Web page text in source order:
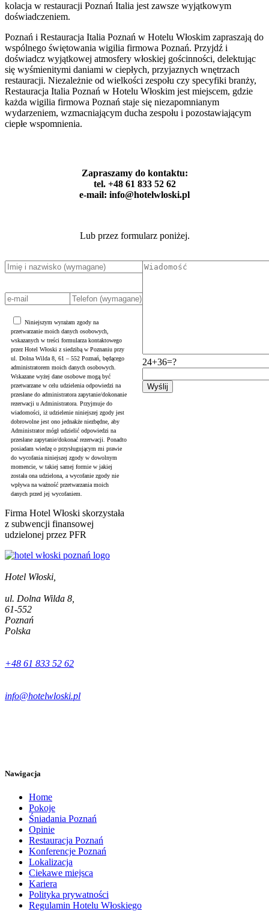
kolacja w restauracji Poznań Italia jest zawsze wyjątkowym
doświadczeniem.
Poznań i Restauracja Italia Poznań w Hotelu Włoskim zapraszają do
wspólnego świętowania wigilia firmowa Poznań. Przyjdź i
doświadcz wyjątkowej atmosfery włoskiej gościnności, delektując
się wyśmienitymi daniami w ciepłych, przyjaznych wnętrzach
restauracji. Niezależnie od wielkości zespołu czy specyfiki branży,
Restauracja Italia Poznań w Hotelu Włoskim jest miejscem, gdzie
każda wigilia firmowa Poznań staje się niezapomnianym
wydarzeniem, wzmacniającym ducha zespołu i pozostawiającym
ciepłe wspomnienia.
Zapraszamy do kontaktu:
tel. +48 61 833 52 62
e-mail: info@hotelwloski.pl
Lub przez formularz poniżej.
Niniejszym wyrażam zgody na
przetwarzanie moich danych osobowych,
wskazanych w treści formularza kontaktowego
przez Hotel Włoski z siedzibą w Poznaniu przy
ul. Dolna Wilda 8, 61 – 552 Poznań, będącego
administratorem moich danych osobowych.
Wskazane wyżej dane osobowe mogą być
przetwarzane w celu udzielenia odpowiedzi na
przesłane do administratora zapytanie/dokonanie
rezerwacji u Administratora. Przyjmuje do
wiadomości, iż udzielenie niniejszej zgody jest
dobrowolne jest ono jednakże niezbędne, aby
Administrator mógł udzielić odpowiedzi na
przesłane zapytanie/dokonać rezerwacji. Ponadto
posiadam wiedzę o przysługującym mi prawie
do wycofania niniejszej zgody w dowolnym
momencie, w takiej samej formie w jakiej
została ona udzielona, a wycofanie zgody nie
wpływa na ważność przetwarzania moich
danych przed jej wycofaniem.
Firma Hotel Włoski skorzystała
z subwencji finansowej
udzielonej przez PFR
24+36=?
Hotel Włoski,
ul. Dolna Wilda 8,
61-552
Poznań
Polska
+48 61 833 52 62
info@hotelwloski.pl
Nawigacja
Home
Pokoje
Śniadania Poznań
Opinie
Restauracja Poznań
Konferencje Poznań
Lokalizacja
Ciekawe miejsca
Kariera
Polityka prywatności
Regulamin Hotelu Włoskiego